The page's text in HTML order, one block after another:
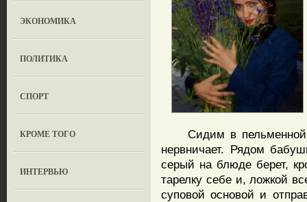
ЭКОНОМИКА
ПОЛИТИКА
СПОРТ
КРОМЕ ТОГО
ИНТЕРВЬЮ
Сидим в пельменной,
нервничает. Рядом
серый на блюде берет,
тарелку себе и, ложкой
суповой основой и